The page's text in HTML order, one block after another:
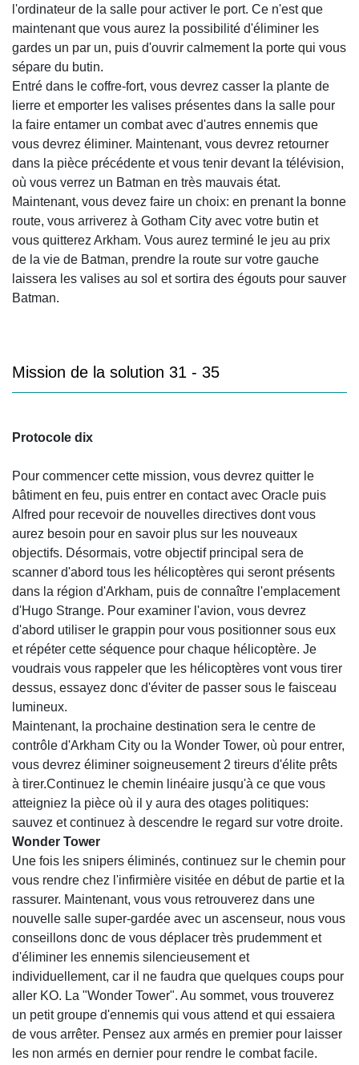
l'ordinateur de la salle pour activer le port. Ce n'est que
maintenant que vous aurez la possibilité d'éliminer les
gardes un par un, puis d'ouvrir calmement la porte qui vous
sépare du butin.
Entré dans le coffre-fort, vous devrez casser la plante de
lierre et emporter les valises présentes dans la salle pour
la faire entamer un combat avec d'autres ennemis que
vous devrez éliminer. Maintenant, vous devrez retourner
dans la pièce précédente et vous tenir devant la télévision,
où vous verrez un Batman en très mauvais état.
Maintenant, vous devez faire un choix: en prenant la bonne
route, vous arriverez à Gotham City avec votre butin et
vous quitterez Arkham. Vous aurez terminé le jeu au prix
de la vie de Batman, prendre la route sur votre gauche
laissera les valises au sol et sortira des égouts pour sauver
Batman.
Mission de la solution 31 - 35
Protocole dix
Pour commencer cette mission, vous devrez quitter le
bâtiment en feu, puis entrer en contact avec Oracle puis
Alfred pour recevoir de nouvelles directives dont vous
aurez besoin pour en savoir plus sur les nouveaux
objectifs. Désormais, votre objectif principal sera de
scanner d'abord tous les hélicoptères qui seront présents
dans la région d'Arkham, puis de connaître l'emplacement
d'Hugo Strange. Pour examiner l'avion, vous devrez
d'abord utiliser le grappin pour vous positionner sous eux
et répéter cette séquence pour chaque hélicoptère. Je
voudrais vous rappeler que les hélicoptères vont vous tirer
dessus, essayez donc d'éviter de passer sous le faisceau
lumineux.
Maintenant, la prochaine destination sera le centre de
contrôle d'Arkham City ou la Wonder Tower, où pour entrer,
vous devrez éliminer soigneusement 2 tireurs d'élite prêts
à tirer.Continuez le chemin linéaire jusqu'à ce que vous
atteigniez la pièce où il y aura des otages politiques:
sauvez et continuez à descendre le regard sur votre droite.
Wonder Tower
Une fois les snipers éliminés, continuez sur le chemin pour
vous rendre chez l'infirmière visitée en début de partie et la
rassurer. Maintenant, vous vous retrouverez dans une
nouvelle salle super-gardée avec un ascenseur, nous vous
conseillons donc de vous déplacer très prudemment et
d'éliminer les ennemis silencieusement et
individuellement, car il ne faudra que quelques coups pour
aller KO. La "Wonder Tower". Au sommet, vous trouverez
un petit groupe d'ennemis qui vous attend et qui essaiera
de vous arrêter. Pensez aux armés en premier pour laisser
les non armés en dernier pour rendre le combat facile.